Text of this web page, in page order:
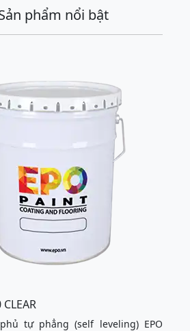
phẩm nổi bật
tự phẳng (self leveling) EPO